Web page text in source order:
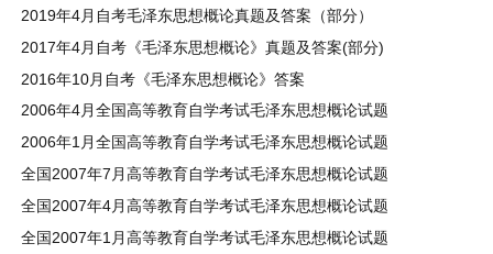
2019年4月自考毛泽东思想概论真题及答案（部分）
2017年4月自考《毛泽东思想概论》真题及答案(部分)
2016年10月自考《毛泽东思想概论》答案
2006年4月全国高等教育自学考试毛泽东思想概论试题
2006年1月全国高等教育自学考试毛泽东思想概论试题
全国2007年7月高等教育自学考试毛泽东思想概论试题
全国2007年4月高等教育自学考试毛泽东思想概论试题
全国2007年1月高等教育自学考试毛泽东思想概论试题